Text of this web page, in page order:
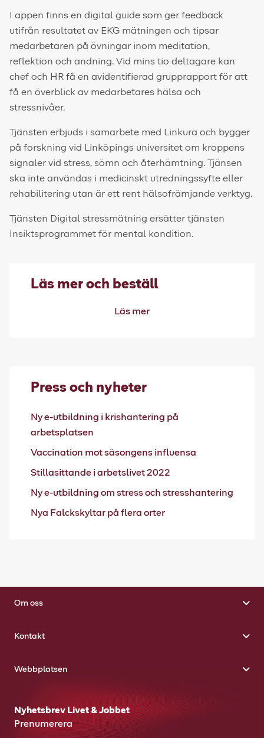
I appen finns en digital guide som ger feedback
utifrån resultatet av EKG mätningen och tipsar
medarbetaren på övningar inom meditation,
reflektion och andning. Vid mins tio deltagare kan
chef och HR få en avidentifierad grupprapport för att
få en överblick av medarbetares hälsa och
stressnivåer.
Tjänsten erbjuds i samarbete med Linkura och bygger
på forskning vid Linköpings universitet om kroppens
signaler vid stress, sömn och återhämtning. Tjänsen
ska inte användas i medicinskt utredningssyfte eller
rehabilitering utan är ett rent hälsofrämjande verktyg.
Tjänsten Digital stressmätning ersätter tjänsten
Insiktsprogrammet för mental kondition.
Läs mer och beställ
Läs mer
Press och nyheter
Ny e-utbildning i krishantering på
arbetsplatsen
Vaccination mot säsongens influensa
Stillasittande i arbetslivet 2022
Ny e-utbildning om stress och stresshantering
Nya Falckskyltar på flera orter
Om oss
Kontakt
Webbplatsen
Nyhetsbrev Livet & Jobbet
Prenumerera